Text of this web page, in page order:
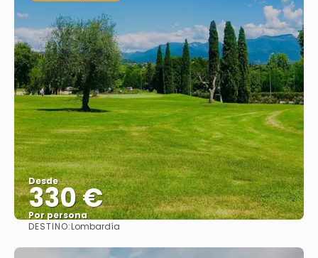
Desde
330 €
Por persona
DESTINO:Lombardía